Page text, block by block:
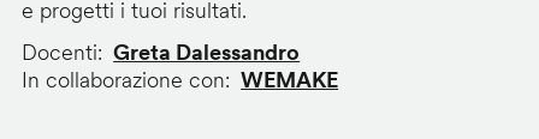
e progetti i tuoi risultati.
Docenti
Greta Dalessandro
In collaborazione con
WEMAKE